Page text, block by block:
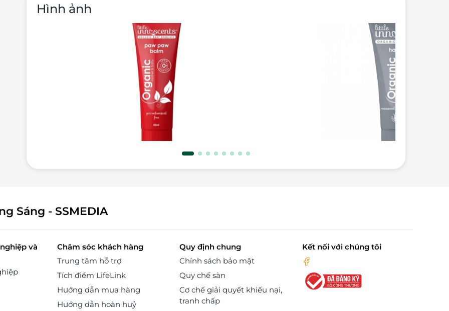
Hình ảnh
Sáng - SSMEDIA
và
Chăm sóc khách hàng
Trung tâm hỗ trợ
Tích điểm LifeLink
Hướng dẫn mua hàng
Hướng dẫn hoàn huỷ
Quy định chung
Chính sách bảo mật
Quy chế sàn
Cơ chế giải quyết khiếu nại,
tranh chấp
Kết nối với chúng tôi